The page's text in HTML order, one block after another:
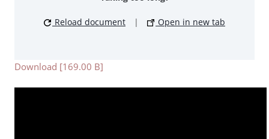
Reload document | Open in new tab
Download [169.00 B]